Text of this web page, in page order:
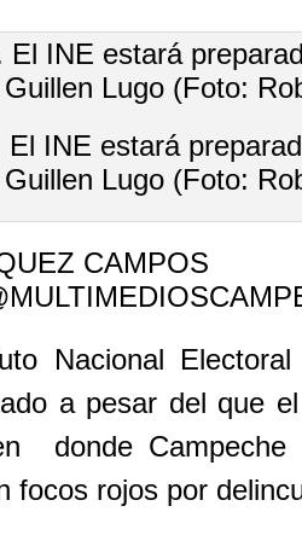
El INE estará
Lugo (Foto:
CAMPOS
Nacional
a pesar del que
donde
focos rojos por